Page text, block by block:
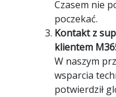
Czasem nie
poczekać.
Kontakt z
klientem
W naszym
wsparcia
potwierdził